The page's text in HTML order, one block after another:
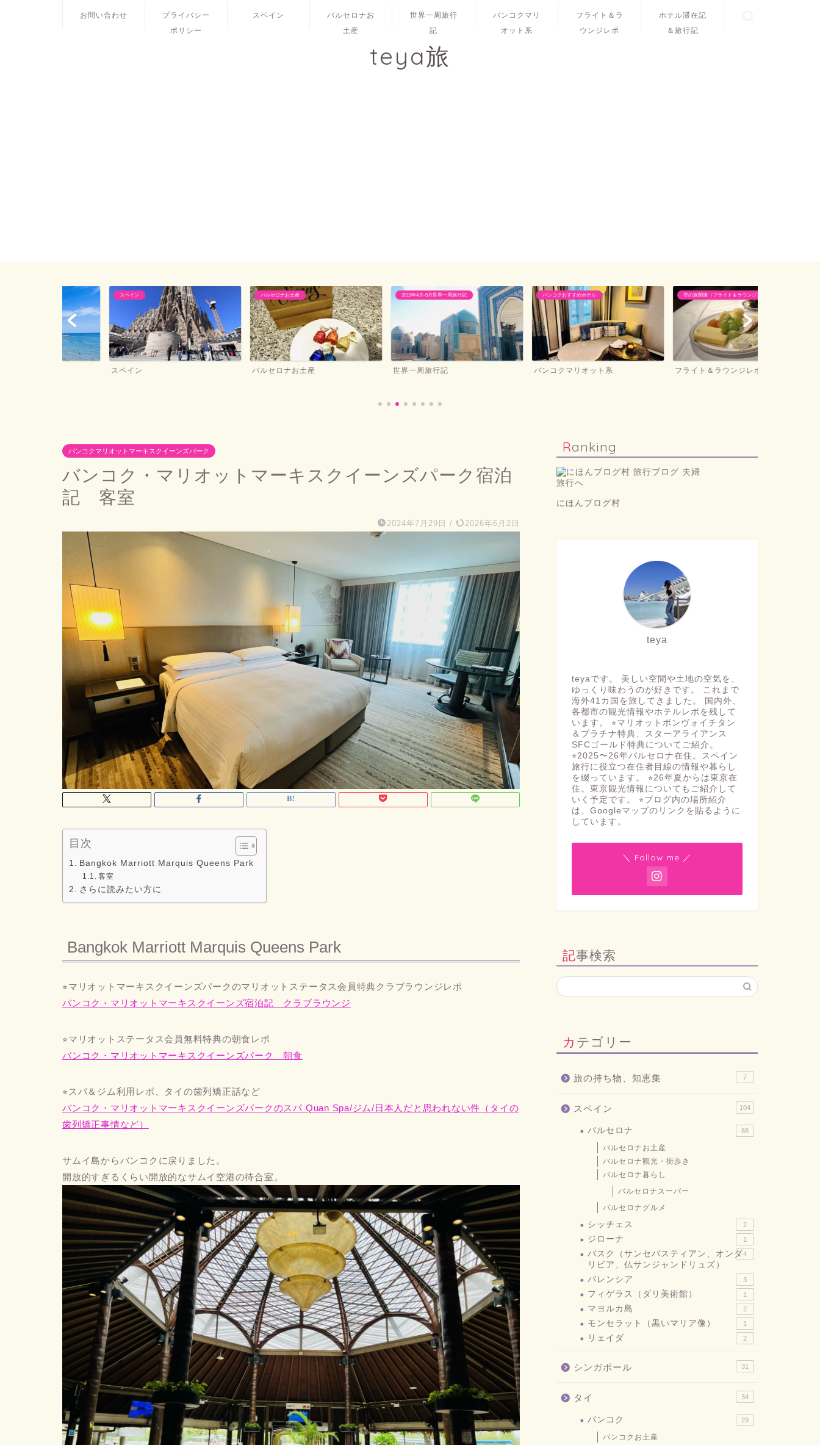
お問い合わせ
プライバシー
ポリシー
スペイン
バルセロナお
土産
世界一周旅行
記
バンコクマリ
オット系
フライト＆ラ
ウンジレポ
ホテル滞在記
＆旅行記
teya旅
バルセロナお土産
バルセロナお土産
2019年4月-5月世界一周旅行記
世界一周旅行記
バンコクおすすめホテル
バンコクマリオット系
空の旅関連（フライト＆ラウンジ）
フライト＆ラウンジレポ
バンコクマリオットマーキスクイーンズパーク
バンコク・マリオットマーキスクイーンズパーク宿泊
記 客室
2024年7月29日 / 2026年6月2日
目次
Bangkok Marriott Marquis Queens Park
客室
さらに読みたい方に
Bangkok Marriott Marquis Queens Park
⭐︎マリオットマーキスクイーンズパークのマリオットステータス会員特典クラブラウンジレポ
バンコク・マリオットマーキスクイーンズ宿泊記 クラブラウンジ
⭐︎マリオットステータス会員無料特典の朝食レポ
バンコク・マリオットマーキスクイーンズパーク 朝食
⭐︎スパ＆ジム利用レポ、タイの歯列矯正話など
バンコク・マリオットマーキスクイーンズパークのスパ Quan Spa/ジム/日本人だと思われない件（タイの
歯列矯正事情など）
サムイ島からバンコクに戻りました。
開放的すぎるくらい開放的なサムイ空港の待合室。
Ranking
にほんブログ村
teya
teyaです。 美しい空間や土地の空気を、
ゆっくり味わうのが好きです。 これまで
海外41カ国を旅してきました。 国内外、
各都市の観光情報やホテルレポを残して
います。 ⭐︎マリオットボンヴォイチタン
＆プラチナ特典、スターアライアンス
SFCゴールド特典についてご紹介。
⭐︎2025〜26年バルセロナ在住。スペイン
旅行に役立つ在住者目線の情報や暮らし
を綴っています。 ⭐︎26年夏からは東京在
住。東京観光情報についてもご紹介して
いく予定です。 ⭐︎ブログ内の場所紹介
は、Googleマップのリンクを貼るように
しています。
＼ Follow me ／
記事検索
カテゴリー
旅の持ち物、知恵集 7
スペイン 104
バルセロナ 88
バルセロナお土産
バルセロナ観光・街歩き
バルセロナ暮らし
バルセロナスーパー
バルセロナグルメ
シッチェス 2
ジローナ 1
バスク（サンセバスティアン、オンダ
リビア、仏サンジャンドリュズ）
4
バレンシア 3
フィゲラス（ダリ美術館） 1
マヨルカ島 2
モンセラット（黒いマリア像） 1
リェイダ 2
シンガポール 31
タイ 34
バンコク 29
バンコクお土産